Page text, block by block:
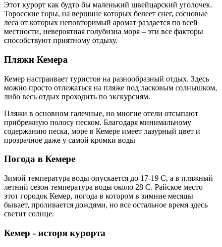
Этот курорт как будто бы маленький швейцарский уголочек.
Торосские горы, на вершине которых белеет снег, сосновые
леса от которых неповторимый аромат раздается по всей
местности, невероятная голубизна моря – эти все факторы
способствуют приятному отдыху.
Пляжи Кемера
Кемер настраивает туристов на разнообразный отдых. Здесь
можно просто отлежаться на пляже под ласковым солнышком,
либо весь отдых проходить по экскурсиям.
Пляжи в основном галечные, но многие отели отсыпают
прибрежную полосу песком. Благодаря минимальному
содержанию песка, море в Кемере имеет лазурный цвет и
прозрачное даже у самой кромки воды
Погода в Кемере
Зимой температура воды опускается до 17-19 C, а в пляжный
летний сезон температура воды около 28 C. Райское место
этот городок Кемер, погода в котором в зимние месяцы
бывает, проливается дождями, но все остальное время здесь
светит солнце.
Кемер - исторя курорта